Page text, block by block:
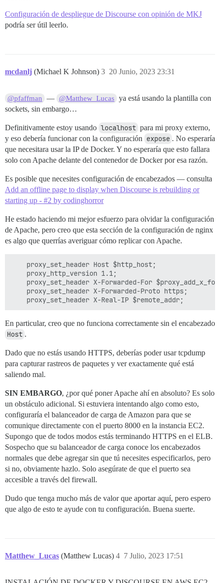
Configuración de despliegue de Discourse con opinión de MKJ
podría ser útil leerlo.
mcdanlj (Michael K Johnson) 20 Junio, 2023 23:31
3
@pfaffman — @Matthew_Lucas ya está usando la plantilla con
sockets, sin embargo…
Definitivamente estoy usando localhost para mi proxy externo,
y eso debería funcionar con la configuración expose . No esperaría
que necesitara usar la IP de Docker. Y no esperaría que esto fallara
solo con Apache delante del contenedor de Docker por esa razón.
Es posible que necesites configuración de encabezados — consulta
Add an offline page to display when Discourse is rebuilding or
starting up - #2 by codinghorror
He estado haciendo mi mejor esfuerzo para olvidar la configuración
de Apache, pero creo que esta sección de la configuración de nginx
es algo que querrías averiguar cómo replicar con Apache.
    proxy_set_header Host $http_host;
    proxy_http_version 1.1;
proxy_set_header X-Forwarded-For
    proxy_set_header X-Forwarded-Proto https;
En particular, creo que no funciona correctamente sin el encabezado
Host .
Dado que no estás usando HTTPS, deberías poder usar tcpdump
para capturar rastreos de paquetes y ver exactamente qué está
saliendo mal.
SIN EMBARGO, ¿por qué poner Apache ahí en absoluto? Es solo
un obstáculo adicional. Si estuviera intentando algo como esto,
configuraría el balanceador de carga de Amazon para que se
comunique directamente con el puerto 8000 en la instancia EC2.
Supongo que de todos modos estás terminando HTTPS en el ELB.
Sospecho que su balanceador de carga conoce los encabezados
normales que debe agregar sin que tú necesites especificarlos, pero
si no, obviamente hazlo. Solo asegúrate de que el puerto sea
accesible a través del firewall.
Dudo que tenga mucho más de valor que aportar aquí, pero espero
que algo de esto te ayude con tu configuración. Buena suerte.
Matthew_Lucas (Matthew Lucas) 7 Julio, 2023 17:51
4